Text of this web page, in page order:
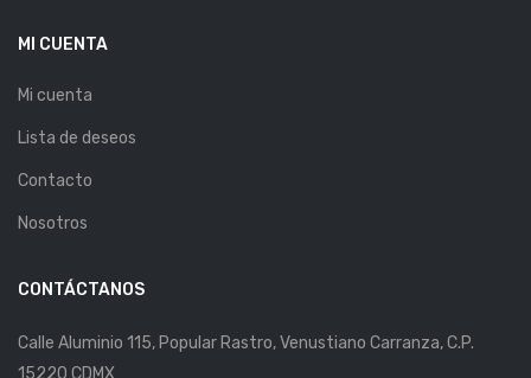
MI CUENTA
Mi cuenta
Lista de deseos
Contacto
Nosotros
CONTÁCTANOS
Calle Aluminio 115, Popular Rastro, Venustiano Carranza, C.P.